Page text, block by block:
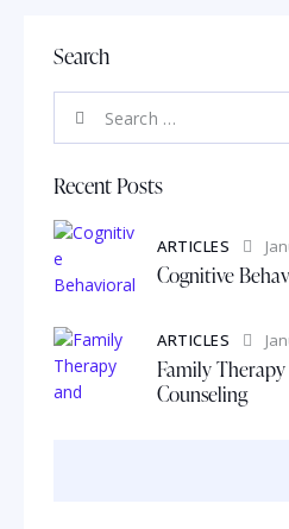
Search
Recent Posts
ARTICLES
Cognitive
ARTICLES
Family
Counseling